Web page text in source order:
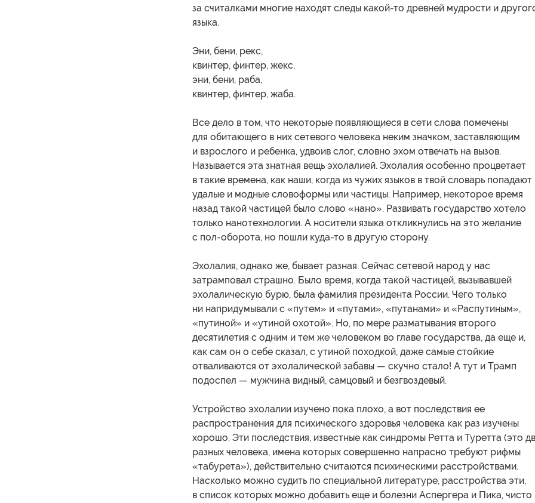
за считалками многие находят следы какой-то древней мудрости и
языка.
Эни, бени, рекс,
квинтер, финтер, жекс,
эни, бени, раба,
квинтер, финтер, жаба.
Все дело в том, что некоторые появляющиеся в сети слова помечены
для обитающего в них сетевого человека неким значком, заставляющим
и взрослого и ребенка, удвоив слог, словно эхом отвечать на вызов.
Называется эта знатная вещь эхолалией. Эхолалия особенно процветает
в такие времена, как наши, когда из чужих языков в твой словарь попадают
удалые и модные словоформы или частицы. Например, некоторое время
назад такой частицей было слово «нано». Развивать государство хотело
только нанотехнологии. А носители языка откликнулись на это желание
с пол-оборота, но пошли куда-то в другую сторону.
Эхолалия, однако же, бывает разная. Сейчас сетевой народ у нас
затрамповал страшно. Было время, когда такой частицей, вызывавшей
эхолалическую бурю, была фамилия президента России. Чего только
ни напридумывали с «путем» и «путами», «путанами» и «Распутиным»,
«путиной» и «утиной охотой». Но, по мере разматывания второго
десятилетия с одним и тем же человеком во главе государства, да еще и,
как сам он о себе сказал, с утиной походкой, даже самые стойкие
отваливаются от эхолалической забавы — скучно стало! А тут и Трамп
подоспел — мужчина видный, самцовый и безгвоздевый.
Устройство эхолалии изучено пока плохо, а вот последствия ее
распространения для психического здоровья человека как раз изучены
хорошо. Эти последствия, известные как синдромы Ретта и Туретта (это
разных человека, имена которых совершенно напрасно требуют рифмы
«табурета»), действительно считаются психическими расстройствами.
Насколько можно судить по специальной литературе, расстройства эти,
в список которых можно добавить еще и болезни Аспергера и Пика, чисто